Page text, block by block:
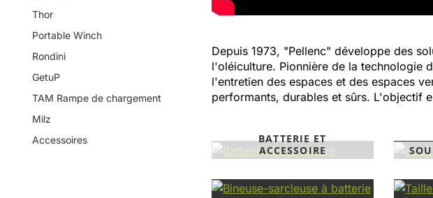
Thor
Portable Winch
Rondini
GetuP
TAM Rampe de chargement
Milz
Accessoires
Depuis 1973, "Pellenc" développe des
l'oléiculture. Pionnière de la technologie
l'entretien des espaces et des espaces
performants, durables et sûrs. L'objectif
BATTERIE ET
ACCESSOIRE